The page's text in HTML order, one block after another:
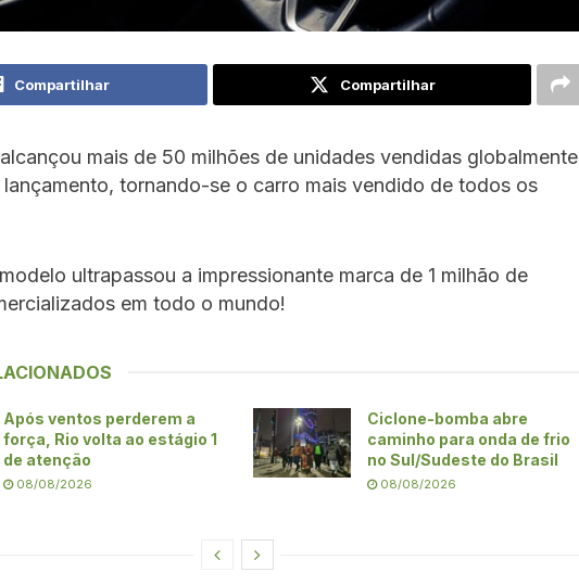
Compartilhar Compartilhar
mais de 50 milhões de unidades vendidas globalmente
lançamento, tornando-se o carro mais vendido de todos os
ultrapassou a impressionante marca de 1 milhão de
em todo o mundo!
Após ventos perderem a
força, Rio volta ao estágio 1
de atenção
08/08/2026
Ciclone-bomba abre
caminho para onda de frio
no Sul/Sudeste do Brasil
08/08/2026